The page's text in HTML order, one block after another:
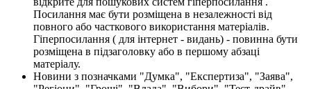
Посилання має бути розміщена в незалежності від
повного або часткового використання матеріалів.
Гіперпосилання ( для інтернет - видань) - повинна бути
розміщена в підзаголовку або в першому абзаці
матеріалу.
Новини з позначками "Думка", "Експертиза", "Заява",